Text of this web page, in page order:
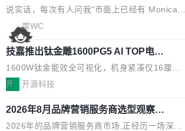
说实话，每次有人问我"市面上已经有 Monica、
Sider、Copilot for Chrome 这些 AI 浏览器插件
了，你为什么还要再做一个"，我都觉得这个问题
问得好。 因为我自己也是从用户变成开发者的。
现有产品的天花板 我用过不少 AI 浏览器插件。
刚开始觉得都挺好——选中一段文字，弹出解
要。但用久了你会发现，它们本质上都是同一类
东西：一个带网页上下文的聊天框。 它们能读取
席WC
技嘉推出钛金雕1600PG5 AI TOP电
源：为发烧级主机与本地AI算力打造旗
舰供电方案
1600W钛金能效全可视化，机身紧凑仅16厘米
继2026台北电脑展首度亮相后，技嘉科技近日正
电源专为发烧级DIY主机与本地AI算力平台打
造，整机长度仅16厘米，提供1600W额定功率
开 开源科技
2026年8月品牌营销服务商选型观察：
从流量思维到品牌资产思维的范式转移
2026年的品牌营销服务商市场,正经历一场深刻